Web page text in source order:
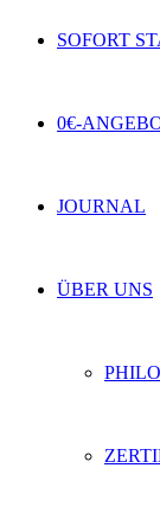
SOFORT
0€-
JOURNAL
ÜBER UNS